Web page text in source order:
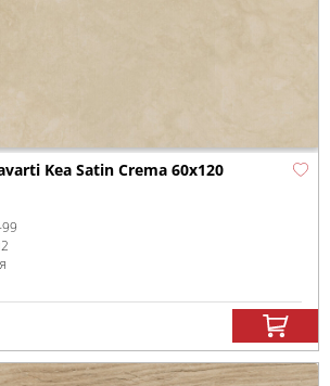
Kea Satin Crema 60x120
2